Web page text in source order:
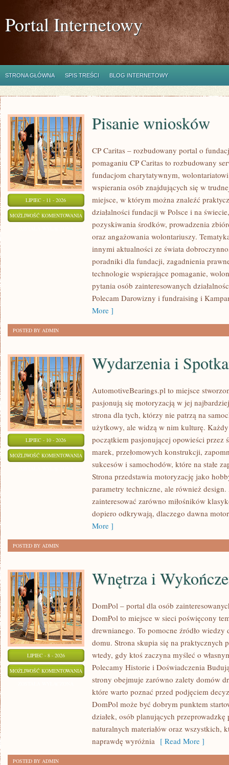
Portal Internetowy
STRONA GŁÓWNA SPIS TREŚCI BLOG INTERNETOWY
LIPIEC - 11 - 2026
MOŻLIWOŚĆ KOMENTOWANIA PISANIE
WNIOSKÓW
Pisanie wniosków
CP Caritas – rozbudowany portal o
pomaganiu CP Caritas to rozbudowany
fundacjom charytatywnym,
wspierania osób znajdujących się w
miejsce, w którym można znaleźć
działalności fundacji w Polsce i na
pozyskiwania środków, prowadzenia
oraz angażowania wolontariuszy.
innymi aktualności ze świata
poradniki dla fundacji, zagadnienia
technologie wspierające pomaganie,
pytania osób zainteresowanych
Polecam Darowizny i fundraising i
More ]
POSTED BY ADMIN
LIPIEC - 10 - 2026
MOŻLIWOŚĆ KOMENTOWANIA WYDARZENIA
SPOTKANIA
KLASYKÓW
Wydarzenia i
AutomotiveBearings.pl to miejsce
pasjonują się motoryzacją w jej
strona dla tych, którzy nie patrzą na
użytkowy, ale widzą w nim kulturę.
początkiem pasjonującej opowieści przez
marek, przełomowych konstrukcji,
sukcesów i samochodów, które na stałe
Strona przedstawia motoryzację jako
parametry techniczne, ale również
zainteresować zarówno miłośników
dopiero odkrywają, dlaczego dawna
More ]
POSTED BY ADMIN
LIPIEC - 8 - 2026
MOŻLIWOŚĆ KOMENTOWANIA WNĘTRZA
WYKOŃCZENIA
Wnętrza i
DomPol – portal dla osób
DomPol to miejsce w sieci poświęcony
drewnianego. To pomocne źródło
domu. Strona skupia się na praktycznych
wtedy, gdy ktoś zaczyna myśleć o
Polecamy Historie i Doświadczenia
strony obejmuje zarówno zalety domów
które warto poznać przed podjęciem
DomPol może być dobrym punktem
działek, osób planujących
naturalnych materiałów oraz wszystkich,
naprawdę wyróżnia [ Read More ]
POSTED BY ADMIN